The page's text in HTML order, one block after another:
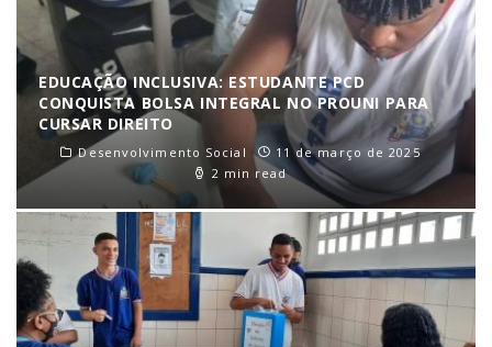
EDUCAÇÃO INCLUSIVA: ESTUDANTE PCD
CONQUISTA BOLSA INTEGRAL NO PROUNI PARA
CURSAR DIREITO
Desenvolvimento Social
11 de março de 2025
2 min read